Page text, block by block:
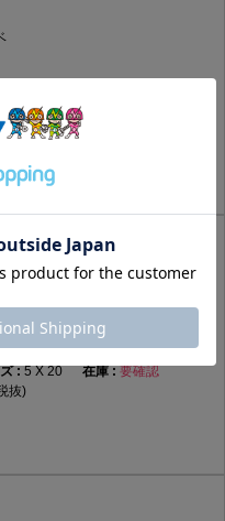
20
5 X 20
要確認
抜)